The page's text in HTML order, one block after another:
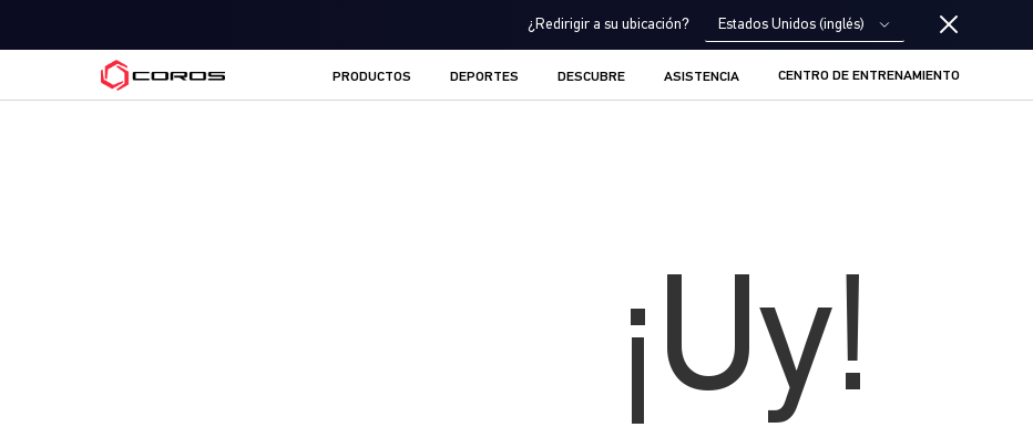
¿Redirigir a su ubicación? Estados Unidos (inglés)
COROS ES
PRODUCTOS DEPORTES DESCUBRE ASISTENCIA CENTRO DE ENTRENAMIENTO
¡Uy!